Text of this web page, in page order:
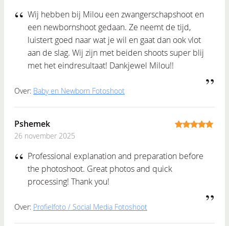
Wij hebben bij Milou een zwangerschapshoot en
een newbornshoot gedaan. Ze neemt de tijd,
luistert goed naar wat je wil en gaat dan ook vlot
aan de slag. Wij zijn met beiden shoots super blij
met het eindresultaat! Dankjewel Milou!!
Over: Baby en Newborn Fotoshoot
Pshemek
26 november 2025
Professional explanation and preparation before
the photoshoot. Great photos and quick
processing! Thank you!
Over: Profielfoto / Social Media Fotoshoot